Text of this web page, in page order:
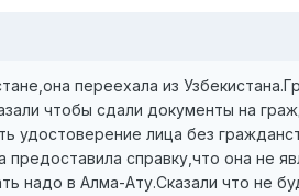
переехала из
чтобы сдали документы на
удостоверение лица без
справку,что она не
надо в Алма-Ату.Сказали что не